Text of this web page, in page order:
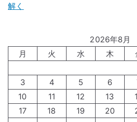
解く
2026年8月
月
火 水 木
3
4 5 6
10
11 12 13
17
18 19 20